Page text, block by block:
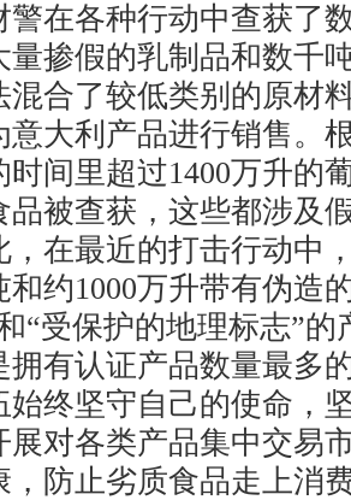
各种行动中查获了
量掺假的乳制品和数千
混合了较低类别的原材
意大利产品进行销售。
间里超过1400万升的
品被查获，这些都涉及
，在最近的打击行动中
和约1000万升带有伪造
“受保护的地理标志”
拥有认证产品数量最多
坚守自己的使命，
展对各类产品集中交易
，防止劣质食品走上消